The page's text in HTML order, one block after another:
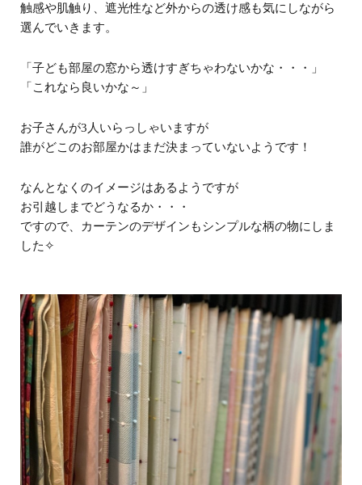
触感や肌触り、遮光性など外からの透け感も気にしながら
選んでいきます。
「子ども部屋の窓から透けすぎちゃわないかな・・・」
「これなら良いかな～」
お子さんが3人いらっしゃいますが
誰がどこのお部屋かはまだ決まっていないようです！
なんとなくのイメージはあるようですが
お引越しまでどうなるか・・・
ですので、カーテンのデザインもシンプルな柄の物にしま
した✧